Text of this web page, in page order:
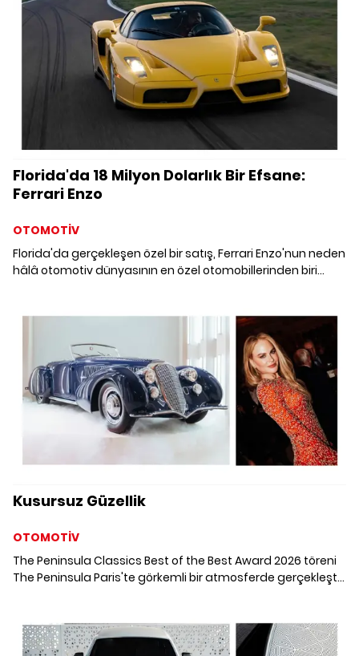
yollarda olup bu yıl yıldızı daha da parlayan modellerle de
karşı karşıyayız. Gelin, her segmentten otomobilin yer aldığı
bu özel modellerden bazılarına birlikte göz atalım.
Florida'da 18 Milyon Dolarlık Bir Efsane:
Ferrari Enzo
OTOMOTİV
Florida'da gerçekleşen özel bir satış, Ferrari Enzo'nun neden
hâlâ otomotiv dünyasının en özel otomobillerinden biri
milyon dolarlık bedeliyle el değiştirdi.
Kusursuz Güzellik
OTOMOTİV
The Peninsula Classics Best of the Best Award 2026 töreni
The Peninsula Paris'te görkemli bir atmosferde gerçekleşti.